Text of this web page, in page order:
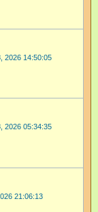
2026 14:50:05
2026 05:34:35
21:06:13